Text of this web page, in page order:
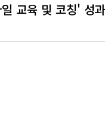
교육 및 코칭' 성